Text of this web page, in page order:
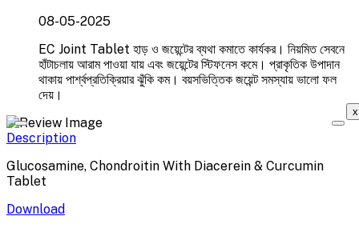
08-05-2025
EC Joint Tablet হাড় ও জয়েন্টের ব্যথা কমাতে কার্যকর। নিয়মিত সেবনে
হাঁটাচলায় আরাম পাওয়া যায় এবং জয়েন্টের স্টিফনেস কমে। প্রাকৃতিক উপাদান
থাকায় পার্শ্বপ্রতিক্রিয়ার ঝুঁকি কম। বয়সভিত্তিক জয়েন্ট সমস্যায় ভালো ফল
দেয়।
x
Description
Glucosamine, Chondroitin With Diacerein & Curcumin
Tablet
Download